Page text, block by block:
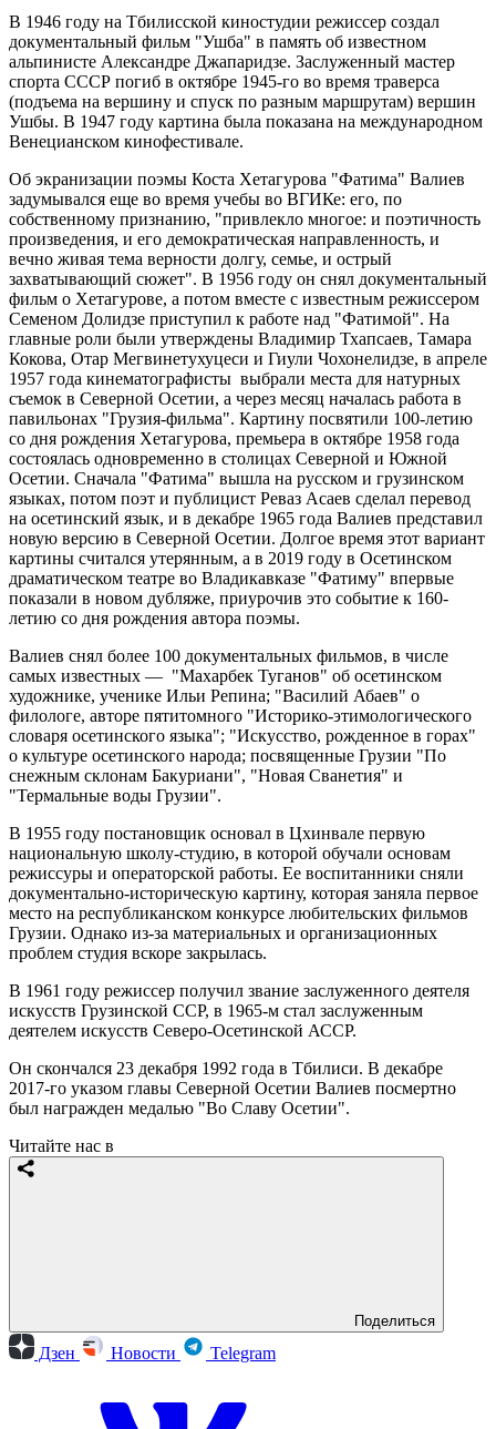
В 1946 году на Тбилисской киностудии режиссер создал
документальный фильм "Ушба" в память об известном
альпинисте Александре Джапаридзе. Заслуженный мастер
спорта СССР погиб в октябре 1945-го во время траверса
(подъема на вершину и спуск по разным маршрутам) вершин
Ушбы. В 1947 году картина была показана на международном
Венецианском кинофестивале.
Об экранизации поэмы Коста Хетагурова "Фатима" Валиев
задумывался еще во время учебы во ВГИКе: его, по
собственному признанию, "привлекло многое: и поэтичность
произведения, и его демократическая направленность, и
вечно живая тема верности долгу, семье, и острый
захватывающий сюжет". В 1956 году он снял документальный
фильм о Хетагурове, а потом вместе с известным режиссером
Семеном Долидзе приступил к работе над "Фатимой". На
главные роли были утверждены Владимир Тхапсаев, Тамара
Кокова, Отар Мегвинетухуцеси и Гиули Чохонелидзе, в апреле
1957 года кинематографисты выбрали места для натурных
съемок в Северной Осетии, а через месяц началась работа в
павильонах "Грузия-фильма". Картину посвятили 100-летию
со дня рождения Хетагурова, премьера в октябре 1958 года
состоялась одновременно в столицах Северной и Южной
Осетии. Сначала "Фатима" вышла на русском и грузинском
языках, потом поэт и публицист Реваз Асаев сделал перевод
на осетинский язык, и в декабре 1965 года Валиев представил
новую версию в Северной Осетии. Долгое время этот вариант
картины считался утерянным, а в 2019 году в Осетинском
драматическом театре во Владикавказе "Фатиму" впервые
показали в новом дубляже, приурочив это событие к 160-
летию со дня рождения автора поэмы.
Валиев снял более 100 документальных фильмов, в числе
самых известных — "Махарбек Туганов" об осетинском
художнике, ученике Ильи Репина; "Василий Абаев" о
филологе, авторе пятитомного "Историко-этимологического
словаря осетинского языка"; "Искусство, рожденное в горах"
о культуре осетинского народа; посвященные Грузии "По
снежным склонам Бакуриани", "Новая Сванетия" и
"Термальные воды Грузии".
В 1955 году постановщик основал в Цхинвале первую
национальную школу-студию, в которой обучали основам
режиссуры и операторской работы. Ее воспитанники сняли
документально-историческую картину, которая заняла первое
место на республиканском конкурсе любительских фильмов
Грузии. Однако из-за материальных и организационных
проблем студия вскоре закрылась.
В 1961 году режиссер получил звание заслуженного деятеля
искусств Грузинской ССР, в 1965-м стал заслуженным
деятелем искусств Северо-Осетинской АССР.
Он скончался 23 декабря 1992 года в Тбилиси. В декабре
2017-го указом главы Северной Осетии Валиев посмертно
был награжден медалью "Во Славу Осетии".
Читайте нас в
Поделиться
Дзен Новости Telegram